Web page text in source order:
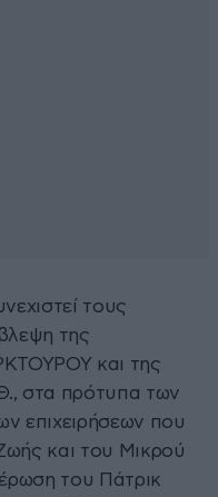
τους
της
και της
στα πρότυπα των
επιχειρήσεων που
και του Μικρού
του Πάτρικ